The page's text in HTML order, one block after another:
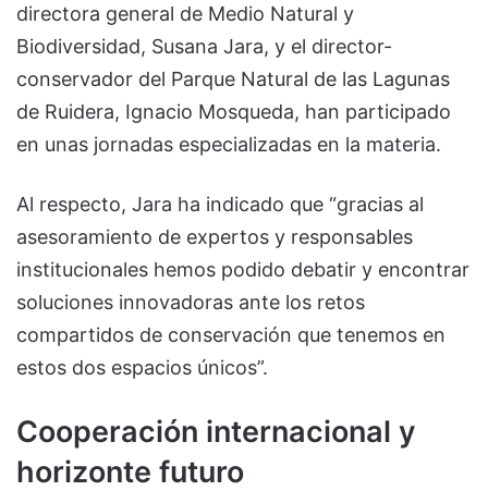
directora general de Medio Natural y
Biodiversidad, Susana Jara, y el director-
conservador del Parque Natural de las Lagunas
de Ruidera, Ignacio Mosqueda, han participado
en unas jornadas especializadas en la materia.
Al respecto, Jara ha indicado que “gracias al
asesoramiento de expertos y responsables
institucionales hemos podido debatir y encontrar
soluciones innovadoras ante los retos
compartidos de conservación que tenemos en
estos dos espacios únicos”.
Cooperación internacional y
horizonte futuro